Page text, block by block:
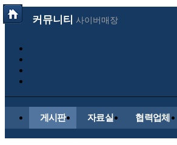
커뮤니티 사이버매장
게시판 자료실 협력업체